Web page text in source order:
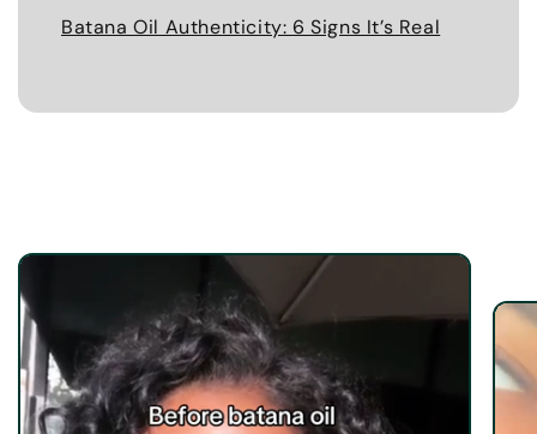
Batana Oil Authenticity: 6 Signs It’s Real